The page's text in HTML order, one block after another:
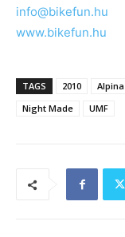
info@bikefun.hu
www.bikefun.hu
TAGS 2010 Alpina
Night Made
UMF